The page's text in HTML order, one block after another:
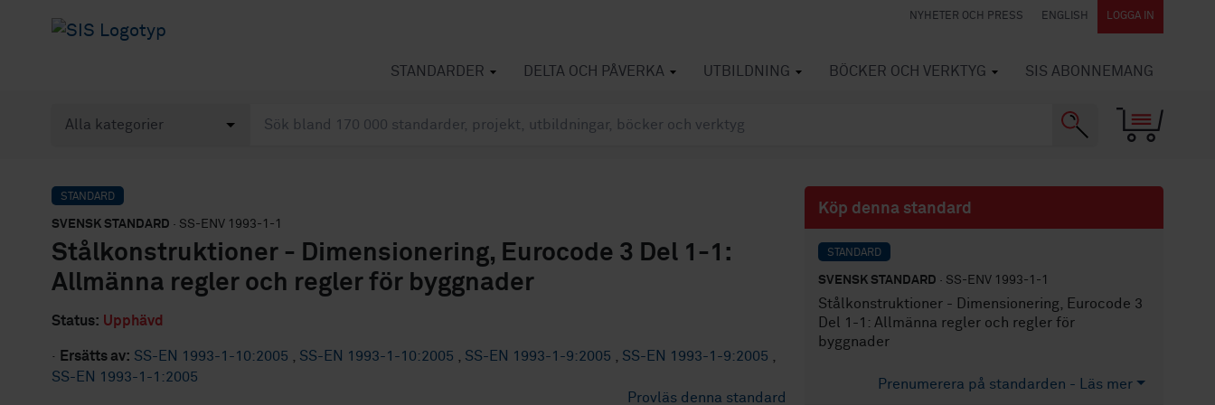
NYHETER OCH PRESS ENGLISH LOGGA IN
STANDARDER DELTA OCH PÅVERKA UTBILDNING BÖCKER OCH VERKTYG SIS ABONNEMANG
STANDARD
SVENSK STANDARD · SS-ENV 1993-1-1
Stålkonstruktioner - Dimensionering, Eurocode 3 Del 1-1:
Allmänna regler och regler för byggnader
Status: Upphävd
· Ersätts av: SS-EN 1993-1-10:2005 SS-EN 1993-1-10:2005 SS-EN 1993-1-9:2005 SS-EN 1993-1-9:2005
SS-EN 1993-1-1:2005
Provläs denna standard
Köp denna standard
STANDARD
SVENSK STANDARD · SS-ENV 1993-1-1
Stålkonstruktioner - Dimensionering, Eurocode 3
Del 1-1: Allmänna regler och regler för
byggnader
Prenumerera på standarden - Läs mer